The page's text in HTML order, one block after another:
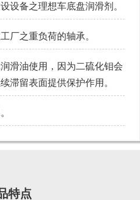
设备之理想车底盘润滑剂。
厂之重负荷的轴承。
滑油使用，因为二硫化钼会
滞留表面提供保护作用。
特点